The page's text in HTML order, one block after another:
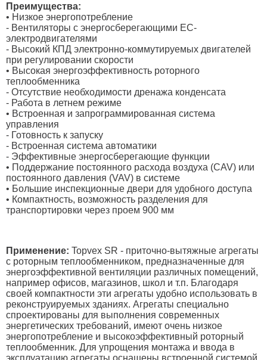
Преимущества:
• Низкое энергопотребление
- Вентиляторы с энергосберегающими ЕС-
электродвигателями
- Высокий КПД электронно-коммутируемых двигателей
при регулировании скорости
• Высокая энергоэффективность роторного
теплообменника
- Отсутствие необходимости дренажа конденсата
- Работа в летнем режиме
• Встроенная и запрограммированная система
управления
- Готовность к запуску
- Встроенная система автоматики
- Эффективные энергосберегающие функции
• Поддержание постоянного расхода воздуха (CAV) или
постоянного давления (VAV) в системе
• Большие инспекционные двери для удобного доступа
• Компактность, возможность разделения для
транспортировки через проем 900 мм
Применение: Topvex SR - приточно-вытяжные агрегаты
с роторным теплообменником, предназначенные для
энергоэффективной вентиляции различных помещений,
например офисов, магазинов, школ и т.п. Благодаря
своей компактности эти агрегаты удобно использовать в
реконструируемых зданиях. Агрегаты специально
спроектированы для выполнения современных
энергетических требований, имеют очень низкое
энергопотребление и высокоэффективный роторный
теплообменник. Для упрощения монтажа и ввода в
эксплуатацию агрегаты оснащены встроенной системой